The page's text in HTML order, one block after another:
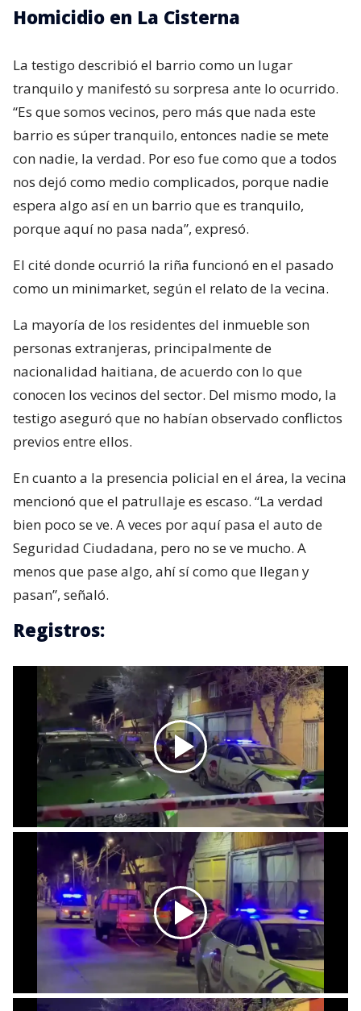
Homicidio en La Cisterna
La testigo describió el barrio como un lugar
tranquilo y manifestó su sorpresa ante lo ocurrido.
“Es que somos vecinos, pero más que nada este
barrio es súper tranquilo, entonces nadie se mete
con nadie, la verdad. Por eso fue como que a todos
nos dejó como medio complicados, porque nadie
espera algo así en un barrio que es tranquilo,
porque aquí no pasa nada”, expresó.
El cité donde ocurrió la riña funcionó en el pasado
como un minimarket, según el relato de la vecina.
La mayoría de los residentes del inmueble son
personas extranjeras, principalmente de
nacionalidad haitiana, de acuerdo con lo que
conocen los vecinos del sector. Del mismo modo, la
testigo aseguró que no habían observado conflictos
previos entre ellos.
En cuanto a la presencia policial en el área, la vecina
mencionó que el patrullaje es escaso. “La verdad
bien poco se ve. A veces por aquí pasa el auto de
Seguridad Ciudadana, pero no se ve mucho. A
menos que pase algo, ahí sí como que llegan y
pasan”, señaló.
Registros: